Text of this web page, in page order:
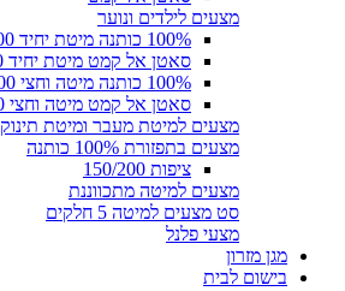
מצעים לילדים ונוער
100% כותנה מיטת יחיד 90/200
סאטן אל קמט מיטת יחיד 90/200
100% כותנה מיטה וחצי 120/200
סאטן אל קמט מיטה וחצי 120/200
מצעים למיטת מעבר ומיטת תינוק
מצעים בתפזורת 100% כותנה
ציפות 150/200
מצעים למיטה מתכווננת
סט מצעים למיטה 5 חלקים
מצעי פלנל
מגן מזרון
בישום לבית